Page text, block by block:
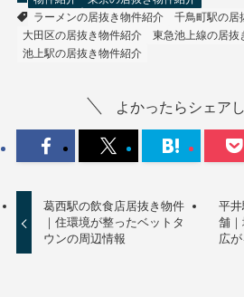
ラーメンの居抜き物件紹介
千鳥町駅の居
大田区の居抜き物件紹介
東急池上線の居抜
池上駅の居抜き物件紹介
よかったらシェア
葛西駅の飲食店居抜き物件
｜住環境が整ったベットタ
ウンの周辺情報
平
舗
広